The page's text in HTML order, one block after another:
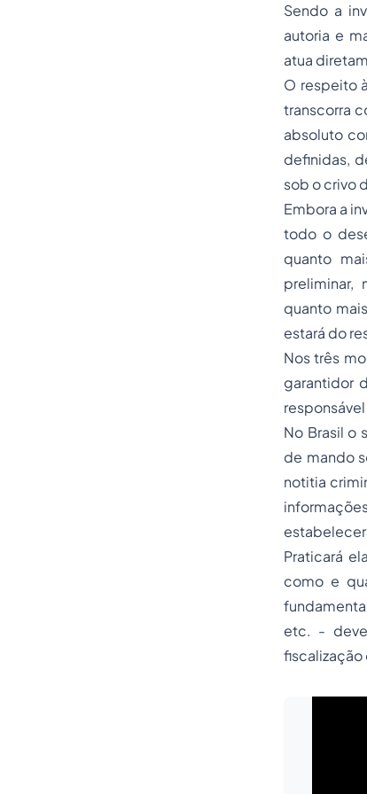
Sendo a
autoria e
atua
O respeito
transcorra
absoluto
definidas,
sob o crivo
Embora a
todo o
quanto
preliminar,
quanto
estará do
Nos três
garantidor
No Brasil o
de mando
notitia
Praticará
como e
etc. -
fiscalização